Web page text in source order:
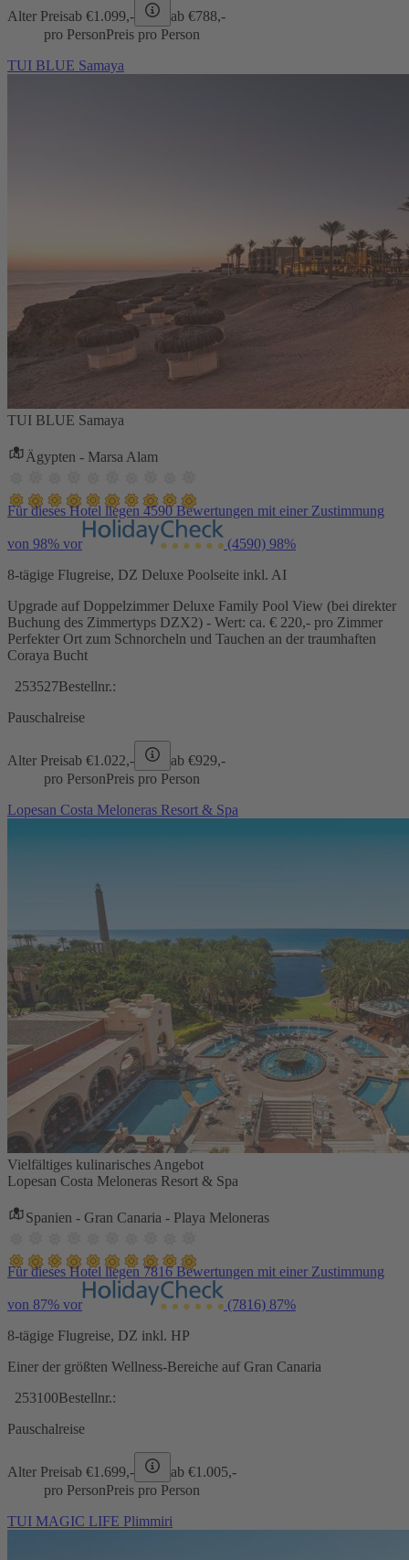
Alter Preisab €1.099,- ab €788,-
pro PersonPreis pro Person
TUI BLUE Samaya
TUI BLUE Samaya
Ägypten - Marsa Alam
Für dieses Hotel liegen 4590 Bewertungen mit einer Zustimmung
von 98% vor (4590) 98%
8-tägige Flugreise, DZ Deluxe Poolseite inkl. AI
Upgrade auf Doppelzimmer Deluxe Family Pool View (bei direkter
Buchung des Zimmertyps DZX2) - Wert: ca. € 220,- pro Zimmer
Perfekter Ort zum Schnorcheln und Tauchen an der traumhaften
Coraya Bucht
253527Bestellnr.:
Pauschalreise
Alter Preisab €1.022,- ab €929,-
pro PersonPreis pro Person
Lopesan Costa Meloneras Resort & Spa
Vielfältiges kulinarisches Angebot
Lopesan Costa Meloneras Resort & Spa
Spanien - Gran Canaria - Playa Meloneras
Für dieses Hotel liegen 7816 Bewertungen mit einer Zustimmung
von 87% vor (7816) 87%
8-tägige Flugreise, DZ inkl. HP
Einer der größten Wellness-Bereiche auf Gran Canaria
253100Bestellnr.:
Pauschalreise
Alter Preisab €1.699,- ab €1.005,-
pro PersonPreis pro Person
TUI MAGIC LIFE Plimmiri